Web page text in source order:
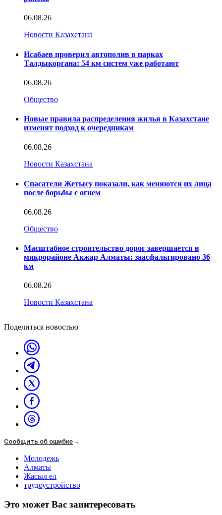
06.08.26
Новости Казахстана
Исабаев проверил автополив в парках
Талдыкоргана: 54 км систем уже работают
06.08.26
Общество
Новые правила распределения жилья в Казахстане
изменят подход к очередникам
06.08.26
Новости Казахстана
Спасатели Жетысу показали, как меняются их лица
после борьбы с огнем
06.08.26
Общество
Масштабное строительство дорог завершается в
микрорайоне Акжар Алматы: заасфальтировано 36
км
06.08.26
Новости Казахстана
Поделиться новостью
Сообщить об ошибке→
Молодежь
Алматы
Жасыл ел
трудоустройство
Это может Вас заинтересовать